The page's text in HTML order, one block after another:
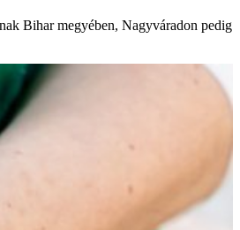
Bihar megyében, Nagyváradon pedig